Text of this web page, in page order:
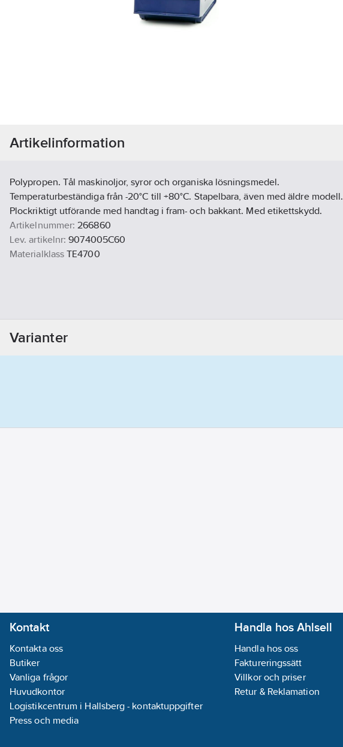
Artikelinformation
Polypropen. Tål maskinoljor, syror och organiska lösningsmedel.
Temperaturbeständiga från -20°C till +80°C. Stapelbara, även med äldre modell.
Plockriktigt utförande med handtag i fram- och bakkant. Med etikettskydd.
Artikelnummer: 266860
Lev. artikelnr: 9074005C60
Materialklass TE4700
Varianter
Kontakt
Kontakta oss
Butiker
Vanliga frågor
Huvudkontor
Logistikcentrum i Hallsberg - kontaktuppgifter
Press och media
Handla hos Ahlsell
Handla hos oss
Faktureringssätt
Villkor och priser
Retur & Reklamation